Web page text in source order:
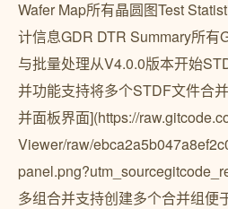
Wafer Map所有晶圆图Test
计信息GDR DTR Summary所有
与批量处理从V4.0.0版本开始
并功能支持将多个STDF文件合
并面板界面](https://
Viewer/raw/
多组合并支持创建多个合并组便